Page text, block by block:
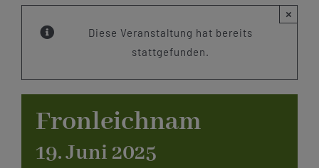
Neues
Wir
Infos
Diese Veranstaltung hat bereits
stattgefunden.
×
Fronleichnam
19. Juni 2025